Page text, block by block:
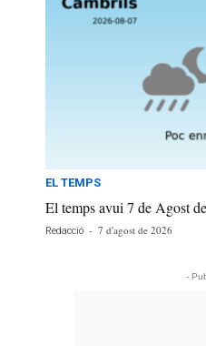
EL TEMPS
El temps avui 7 de Agost
Redacció - 7 d'agost de 2026
-